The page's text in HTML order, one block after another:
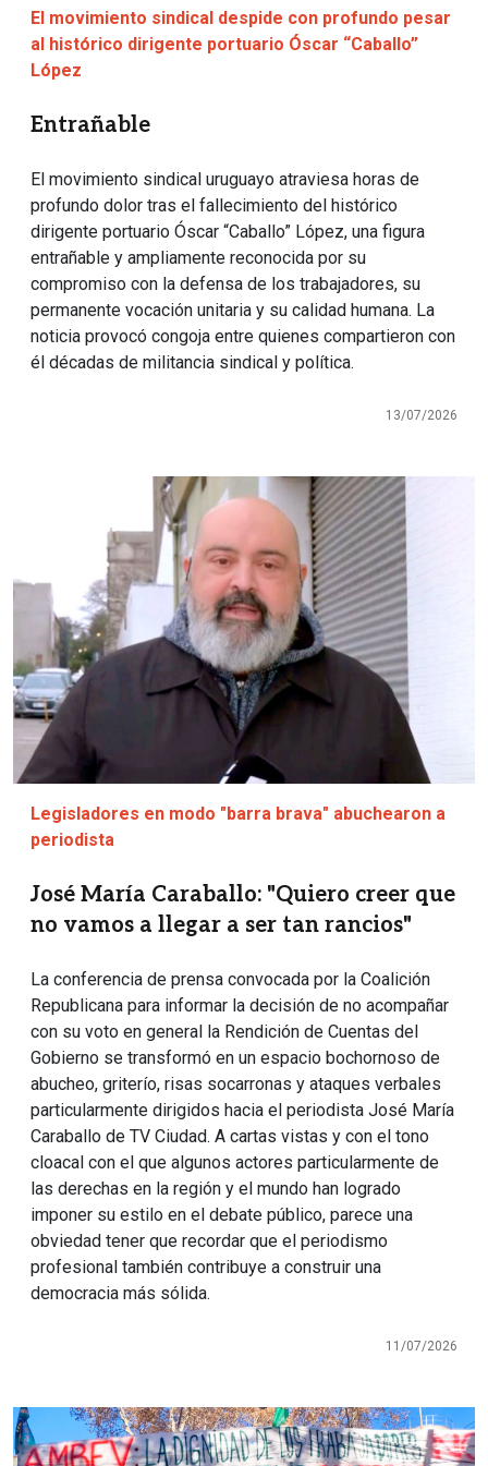
El movimiento sindical despide con profundo pesar
al histórico dirigente portuario Óscar “Caballo”
López
Entrañable
El movimiento sindical uruguayo atraviesa horas de
profundo dolor tras el fallecimiento del histórico
dirigente portuario Óscar “Caballo” López, una figura
entrañable y ampliamente reconocida por su
compromiso con la defensa de los trabajadores, su
permanente vocación unitaria y su calidad humana. La
noticia provocó congoja entre quienes compartieron con
él décadas de militancia sindical y política.
13/07/2026
Legisladores en modo "barra brava" abuchearon a
periodista
José María Caraballo: "Quiero creer que
no vamos a llegar a ser tan rancios"
La conferencia de prensa convocada por la Coalición
Republicana para informar la decisión de no acompañar
con su voto en general la Rendición de Cuentas del
Gobierno se transformó en un espacio bochornoso de
abucheo, griterío, risas socarronas y ataques verbales
particularmente dirigidos hacia el periodista José María
Caraballo de TV Ciudad. A cartas vistas y con el tono
cloacal con el que algunos actores particularmente de
las derechas en la región y el mundo han logrado
imponer su estilo en el debate público, parece una
obviedad tener que recordar que el periodismo
profesional también contribuye a construir una
democracia más sólida.
11/07/2026
Imagen